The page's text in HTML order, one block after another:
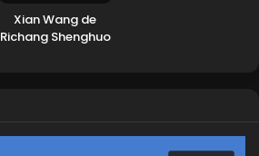
Xian Wang de
Richang Shenghuo